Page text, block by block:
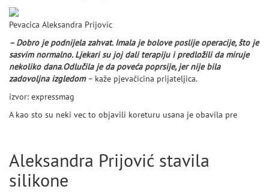
Pevacica Aleksandra Prijovic
– Dobro je podnijela zahvat. Imala je bolove poslije operacije, što je
sasvim normalno. Ljekari su joj dali terapiju i predložili da miruje
nekoliko dana.Odlučila je da poveća poprsije, jer nije bila
zadovoljna izgledom– kaže pjevačicina prijateljica.
izvor: expressmag
A kao sto su neki vec to objavili koreturu usana je obavila pre
Aleksandra Prijović stavila
silikone